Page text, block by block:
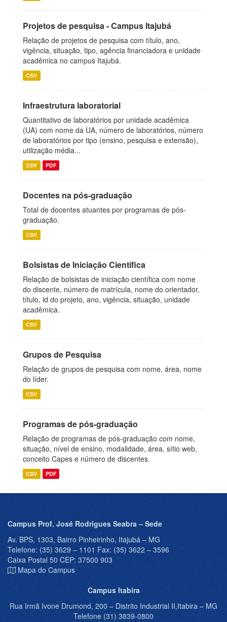
Projetos de pesquisa - Campus Itajubá
Relação de projetos de pesquisa com título, ano,
vigência, situação, tipo, agência financiadora e unidade
acadêmica no campus Itajubá.
CSV
Infraestrutura laboratorial
Quantitativo de laboratórios por unidade acadêmica
(UA) com nome da UA, número de laboratórios, número
de laboratórios por tipo (ensino, pesquisa e extensão),
utilização média...
CSV PDF
Docentes na pós-graduação
Total de docentes atuantes por programas de pós-
graduação.
CSV
Bolsistas de Iniciação Científica
Relação de bolsistas de iniciação científica com nome
do discente, número de matrícula, nome do orientador,
título, id do projeto, ano, vigência, situação, unidade
acadêmica.
CSV
Grupos de Pesquisa
Relação de grupos de pesquisa com nome, área, nome
do líder.
CSV
Programas de pós-graduação
Relação de programas de pós-graduação com nome,
situação, nível de ensino, modalidade, área, sítio web,
conceito Capes e número de discentes.
CSV PDF
Campus Prof. José Rodrigues Seabra – Sede
Av. BPS, 1303, Bairro Pinheirinho, Itajubá – MG
Telefone: (35) 3629 – 1101 Fax: (35) 3622 – 3596
Caixa Postal 50 CEP: 37500 903
Mapa do Campus
Campus Itabira
Rua Irmã Ivone Drumond, 200 – Distrito Industrial II,Itabira – MG
Telefone (31) 3839-0800